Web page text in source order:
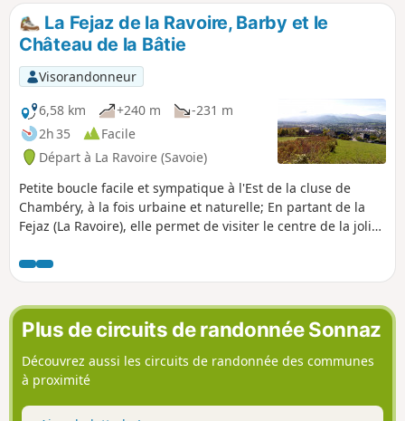
La Fejaz de la Ravoire, Barby et le
Château de la Bâtie
Visorandonneur
6,58 km
+240 m
-231 m
2h 35
Facile
Départ à La Ravoire (Savoie)
Petite boucle facile et sympatique à l'Est de la cluse de
Chambéry, à la fois urbaine et naturelle; En partant de la
Fejaz (La Ravoire), elle permet de visiter le centre de la jolie
des Bauges par les Chavonnes et le Château de la Bâtie
jusqu'à atteindre les hauteurs surplombant le bout du
monde (Saint-Alban-Leysse) et la rivière de la Leysse.
Plus de circuits de randonnée Sonnaz
Découvrez aussi les circuits de randonnée des communes
à proximité